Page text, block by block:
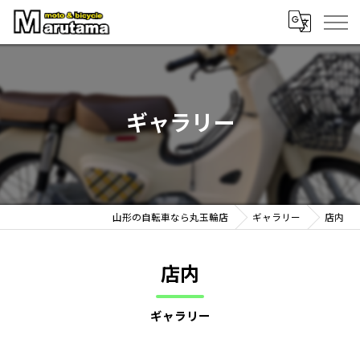
ギャラリー
山形の自転車なら丸玉輪店 ギャラリー 店内
ギャラリー
店内